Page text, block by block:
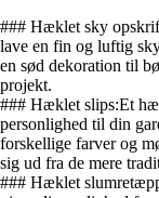
### Hæklet sky
lave en fin og luftig
en sød dekoration til
projekt.
### Hæklet slips:Et
personlighed til din
forskellige farver og
sig ud fra de mere
### Hæklet